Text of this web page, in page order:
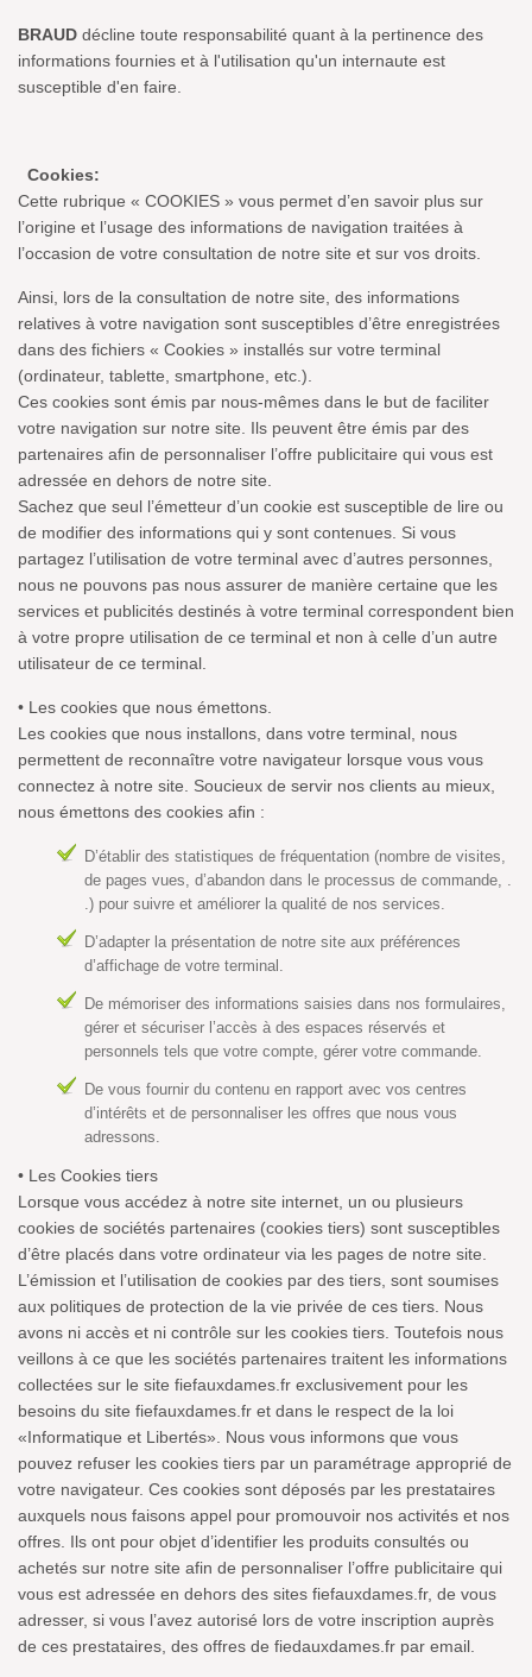
BRAUDdécline toute responsabilité quant à la pertinence des
informations fournies et à l'utilisation qu'un internaute est
susceptible d'en faire.
Cookies:
Cette rubrique « COOKIES » vous permet d’en savoir plus sur
l’origine et l’usage des informations de navigation traitées à
l’occasion de votre consultation de notre site et sur vos droits.
Ainsi, lors de la consultation de notre site, des informations
relatives à votre navigation sont susceptibles d’être enregistrées
dans des fichiers « Cookies » installés sur votre terminal
(ordinateur, tablette, smartphone, etc.).
Ces cookies sont émis par nous-mêmes dans le but de faciliter
votre navigation sur notre site. Ils peuvent être émis par des
partenaires afin de personnaliser l’offre publicitaire qui vous est
adressée en dehors de notre site.
Sachez que seul l’émetteur d’un cookie est susceptible de lire ou
de modifier des informations qui y sont contenues. Si vous
partagez l’utilisation de votre terminal avec d’autres personnes,
nous ne pouvons pas nous assurer de manière certaine que les
services et publicités destinés à votre terminal correspondent bien
à votre propre utilisation de ce terminal et non à celle d’un autre
utilisateur de ce terminal.
• Les cookies que nous émettons.
Les cookies que nous installons, dans votre terminal, nous
permettent de reconnaître votre navigateur lorsque vous vous
connectez à notre site. Soucieux de servir nos clients au mieux,
nous émettons des cookies afin :
D’établir des statistiques de fréquentation (nombre de visites,
de pages vues, d’abandon dans le processus de commande, .
.) pour suivre et améliorer la qualité de nos services.
D’adapter la présentation de notre site aux préférences
d’affichage de votre terminal.
De mémoriser des informations saisies dans nos formulaires,
gérer et sécuriser l’accès à des espaces réservés et
personnels tels que votre compte, gérer votre commande.
De vous fournir du contenu en rapport avec vos centres
d’intérêts et de personnaliser les offres que nous vous
adressons.
• Les Cookies tiers
Lorsque vous accédez à notre site internet, un ou plusieurs
cookies de sociétés partenaires (cookies tiers) sont susceptibles
d’être placés dans votre ordinateur via les pages de notre site.
L’émission et l’utilisation de cookies par des tiers, sont soumises
aux politiques de protection de la vie privée de ces tiers. Nous
avons ni accès et ni contrôle sur les cookies tiers. Toutefois nous
veillons à ce que les sociétés partenaires traitent les informations
collectées sur le site fiefauxdames.fr exclusivement pour les
besoins du site fiefauxdames.fr et dans le respect de la loi
«Informatique et Libertés». Nous vous informons que vous
pouvez refuser les cookies tiers par un paramétrage approprié de
votre navigateur. Ces cookies sont déposés par les prestataires
auxquels nous faisons appel pour promouvoir nos activités et nos
offres. Ils ont pour objet d’identifier les produits consultés ou
achetés sur notre site afin de personnaliser l’offre publicitaire qui
vous est adressée en dehors des sites fiefauxdames.fr, de vous
adresser, si vous l’avez autorisé lors de votre inscription auprès
de ces prestataires, des offres de fiedauxdames.fr par email.